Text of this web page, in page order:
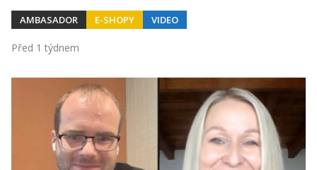
AMBASADOR E-SHOPY VIDEO
Před 1 týdnem